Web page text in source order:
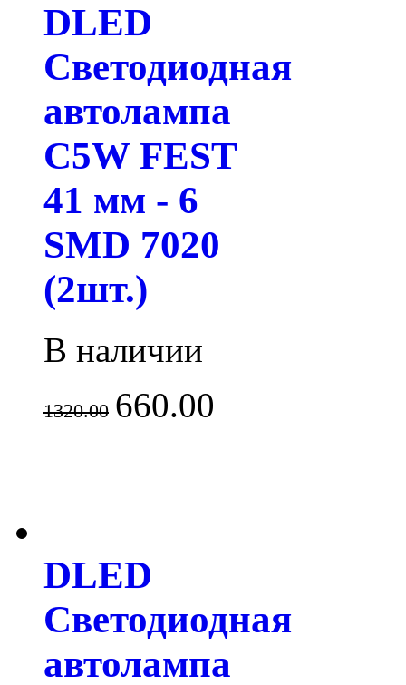
DLED
Светодиодная
автолампа
C5W FEST
41 мм - 6
SMD 7020
(2шт.)
В наличии
1320.00 660.00
DLED
Светодиодная
автолампа